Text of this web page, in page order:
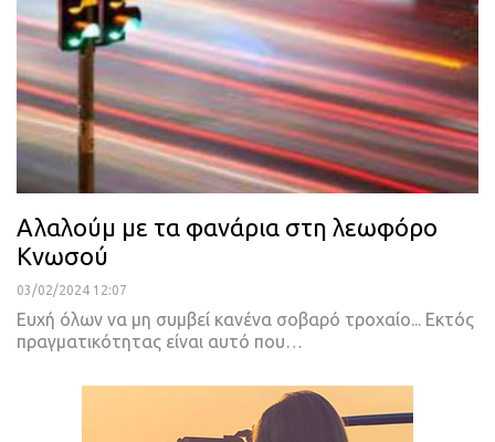
Αλαλούμ με τα φανάρια στη λεωφόρο
Κνωσού
03/02/2024 12:07
Ευχή όλων να μη συμβεί κανένα σοβαρό τροχαίο... Eκτός
πραγματικότητας είναι αυτό που…